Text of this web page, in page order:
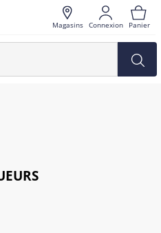
Magasins Connexion Panier